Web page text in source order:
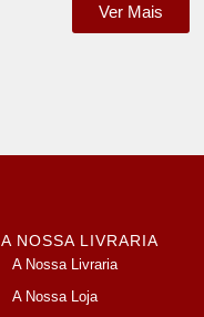
Ver Mais
A NOSSA LIVRARIA
A Nossa Livraria
A Nossa Loja